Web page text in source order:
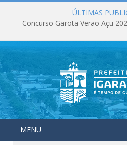
ÚLTIMAS
Concurso Garota Verão Açu
MENU